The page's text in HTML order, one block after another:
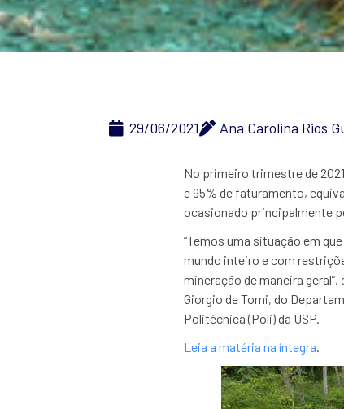
29/06/2021 Ana Carolina Rios
No primeiro trimestre de
e 95% de faturamento,
ocasionado principalmente
“Temos uma situação em
mundo inteiro e com
mineração de maneira geral”,
Giorgio de Tomi, do
Politécnica (Poli) da USP.
Leia a matéria na íntegra.